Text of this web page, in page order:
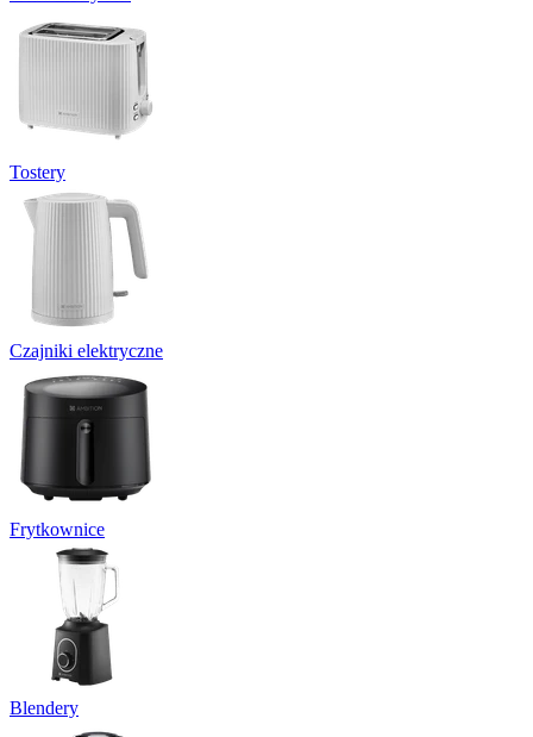
Tostery
Czajniki elektryczne
Frytkownice
Blendery